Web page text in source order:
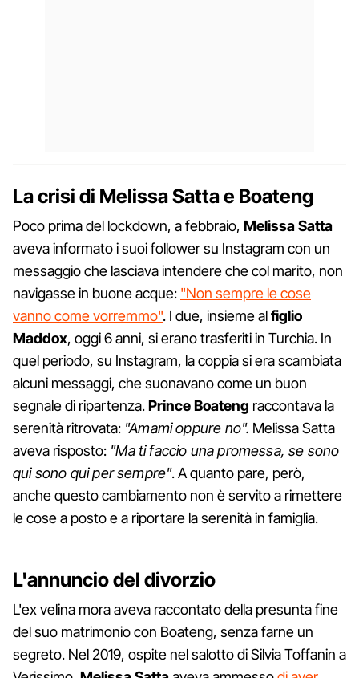
La crisi di Melissa Satta e Boateng
Poco prima del lockdown, a febbraio, Melissa Satta
aveva informato i suoi follower su Instagram con un
messaggio che lasciava intendere che col marito, non
navigasse in buone acque: "Non sempre le cose
vanno come vorremmo". I due, insieme alfiglio
Maddox, oggi 6 anni, si erano trasferiti in Turchia. In
quel periodo, su Instagram, la coppia si era scambiata
alcuni messaggi, che suonavano come un buon
segnale di ripartenza.Prince Boateng raccontava la
serenità ritrovata: "Amami oppure no". Melissa Satta
aveva risposto: "Ma ti faccio una promessa, se sono
qui sono qui per sempre". A quanto pare, però,
anche questo cambiamento non è servito a rimettere
le cose a posto e a riportare la serenità in famiglia.
L'annuncio del divorzio
L'ex velina mora aveva raccontato della presunta fine
del suo matrimonio con Boateng, senza farne un
segreto. Nel 2019, ospite nel salotto di Silvia Toffanin a